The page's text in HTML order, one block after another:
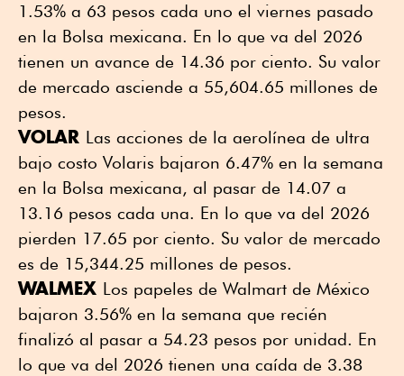
1.53% a 63 pesos cada uno el viernes pasado
en la Bolsa mexicana. En lo que va del 2026
tienen un avance de 14.36 por ciento. Su valor
de mercado asciende a 55,604.65 millones de
pesos.
VOLAR Las acciones de la aerolínea de ultra
bajo costo Volaris bajaron 6.47% en la semana
en la Bolsa mexicana, al pasar de 14.07 a
13.16 pesos cada una. En lo que va del 2026
pierden 17.65 por ciento. Su valor de mercado
es de 15,344.25 millones de pesos.
WALMEX Los papeles de Walmart de México
bajaron 3.56% en la semana que recién
finalizó al pasar a 54.23 pesos por unidad. En
lo que va del 2026 tienen una caída de 3.38